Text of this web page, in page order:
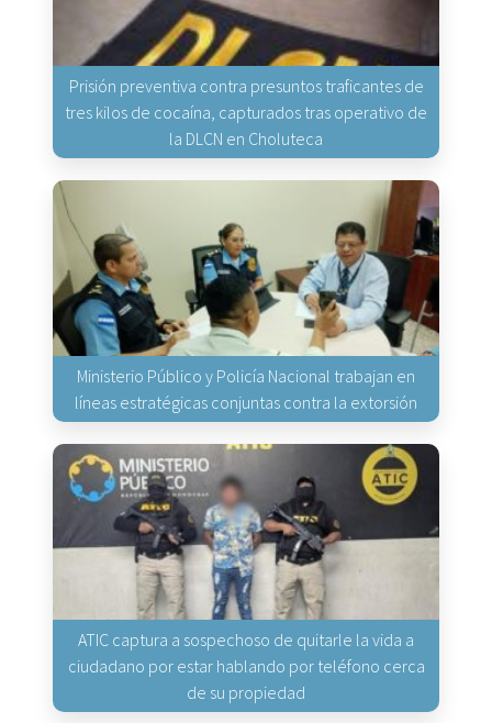
Prisión preventiva contra presuntos traficantes de
tres kilos de cocaína, capturados tras operativo de
la DLCN en Choluteca
Ministerio Público y Policía Nacional trabajan en
líneas estratégicas conjuntas contra la extorsión
ATIC captura a sospechoso de quitarle la vida a
ciudadano por estar hablando por teléfono cerca
de su propiedad